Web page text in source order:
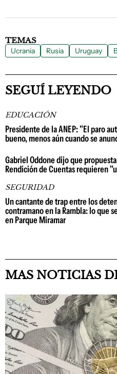
TEMAS
Ucrania Rusia Uruguay
SEGUÍ LEYENDO
EDUCACIÓN
Presidente de la ANEP: "El paro
bueno, menos aún cuando se
Gabriel Oddone dijo que
Rendición de Cuentas requieren
SEGURIDAD
Un cantante de trap entre los
contramano en la Rambla: lo que
en Parque Miramar
MAS NOTICIAS